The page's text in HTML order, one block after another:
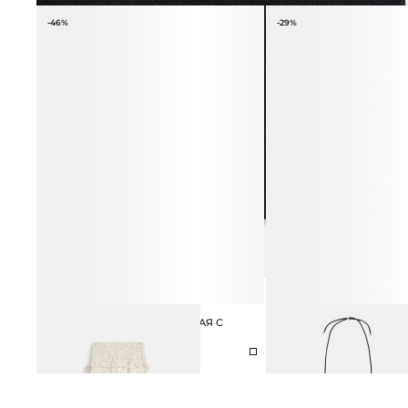
-46%
ЮБКА МАКСИ МНОГОЯРУСНАЯ С
12 990 ₽
-29%
ПОДВЕСКА ИЗ ЛАТУНИ
ЭФФЕКТОМ
6 990 ₽